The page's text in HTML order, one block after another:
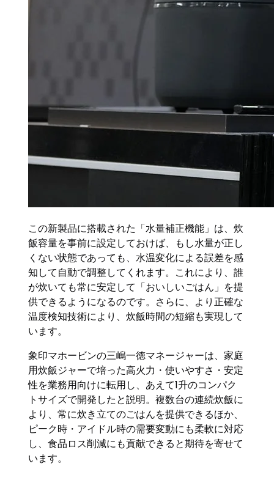
この新製品に搭載された「水量補正機能」は、炊
飯容量を事前に設定しておけば、もし水量が正し
くない状態であっても、水温変化による誤差を感
知して自動で調整してくれます。これにより、誰
が炊いても常に安定して「おいしいごはん」を提
供できるようになるのです。さらに、より正確な
温度検知技術により、炊飯時間の短縮も実現して
います。
象印マホービンの三嶋一徳マネージャーは、家庭
用炊飯ジャーで培った高火力・使いやすさ・安定
性を業務用向けに転用し、あえて1升のコンパク
トサイズで開発したと説明。複数台の連続炊飯に
より、常に炊き立てのごはんを提供できるほか、
ピーク時・アイドル時の需要変動にも柔軟に対応
し、食品ロス削減にも貢献できると期待を寄せて
います。